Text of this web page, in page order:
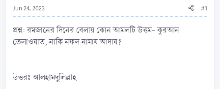
Jun 24, 2023 #1
প্রশ্ন: রমজানের দিনের বেলায় কোন আমলটি উত্তম- কুরআন
তেলাওয়াত; নাকি নফল নামায আদায়?
উত্তরঃ আলহামদুলিল্লাহ